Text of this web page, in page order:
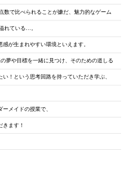
数で比べられることが嫌だ、魅力的なゲーム
れている…。
が生まれやすい環境といえます。
夢や目標を一緒に見つけ、そのための道しる
！という思考回路を持っていただき学ぶ、
メイドの授業で、
ます！